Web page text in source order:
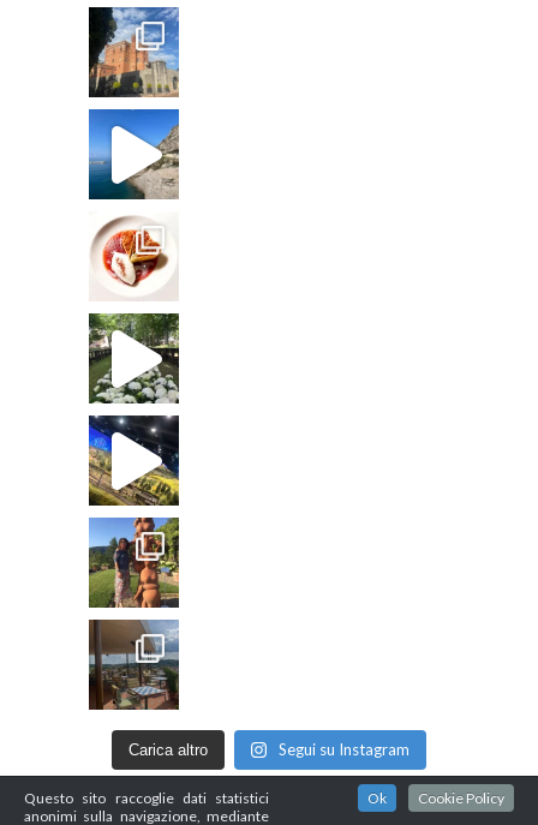
Carica altro Segui su Instagram
Questo sito raccoglie dati statistici
anonimi sulla navigazione, mediante
Ok Cookie Policy